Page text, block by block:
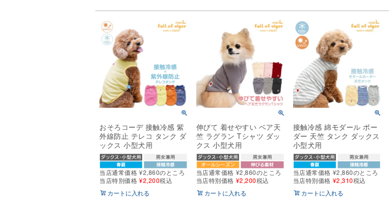
おそろコーデ 接触冷感 紫
外線防止 テレコ タンク ダ
ックス 小型犬用
当店通常価格 ¥2,860のところ
当店特別価格 ¥2,200税込
カートに入れる
伸びて 着せやすい ベア天
竺 ラグラン Tシャツ ダッ
クス 小型犬用
当店通常価格 ¥2,860のところ
当店特別価格 ¥2,200税込
カートに入れる
接触冷感 綿モダール ボー
ダー 天竺 タンク ダックス
小型犬用
当店通常価格 ¥2,860のところ
当店特別価格 ¥2,310税込
カートに入れる